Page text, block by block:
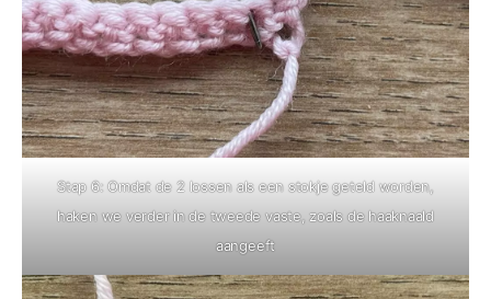
Stap 6: Omdat de 2 lossen als een stokje geteld worden,
haken we verder in de tweede vaste, zoals de haaknaald
aangeeft